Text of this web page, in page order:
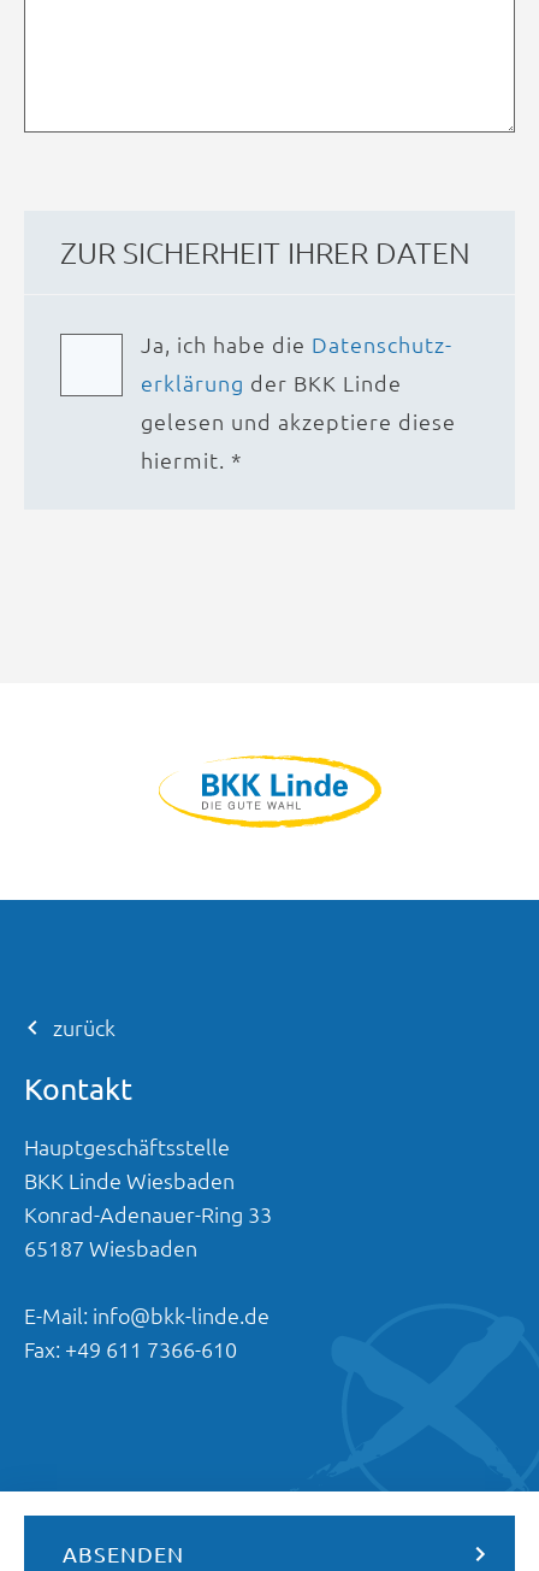
ZUR SICHER­HEIT IHRER DATEN
Ja, ich habe die Daten­schutz­
erklärung der BKK Linde
gelesen und akzeptiere diese
hiermit. *
zurück
Kontakt
Hauptgeschäftsstelle
BKK Linde Wiesbaden
Konrad-Adenauer-Ring 33
65187 Wiesbaden
E-Mail: info@bkk-linde.de
Fax: +49 611 7366-610
ABSENDEN